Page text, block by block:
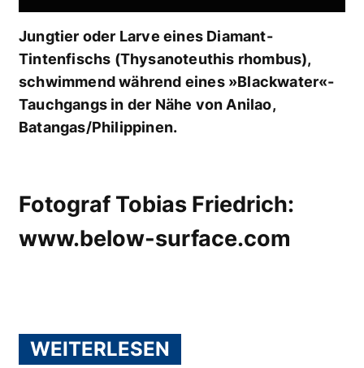
Jungtier oder Larve eines Diamant-
Tintenfischs (Thysanoteuthis rhombus),
schwimmend während eines »Blackwater«-
Tauchgangs in der Nähe von Anilao,
Batangas/Philippinen.
Fotograf Tobias Friedrich:
www.below-surface.com
WEITERLESEN